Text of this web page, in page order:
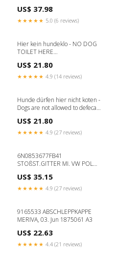
US$ 37.98
★★★★★ 5.0 (6 reviews)
Hier kein hundeklo - NO DOG
TOILET HERE
US$ 21.80
★★★★★ 4.9 (14 reviews)
Hunde dürfen hier nicht koten -
Dogs are not allowed to defecate
US$ 21.80
★★★★★ 4.9 (27 reviews)
6N0853677FB41
STOßST.GITTER MI. VW POLO,
US$ 35.15
★★★★★ 4.9 (27 reviews)
9165533 ABSCHLEPPKAPPE
MERIVA, 03. Jun 1875061 A3
US$ 22.63
★★★★★ 4.4 (21 reviews)